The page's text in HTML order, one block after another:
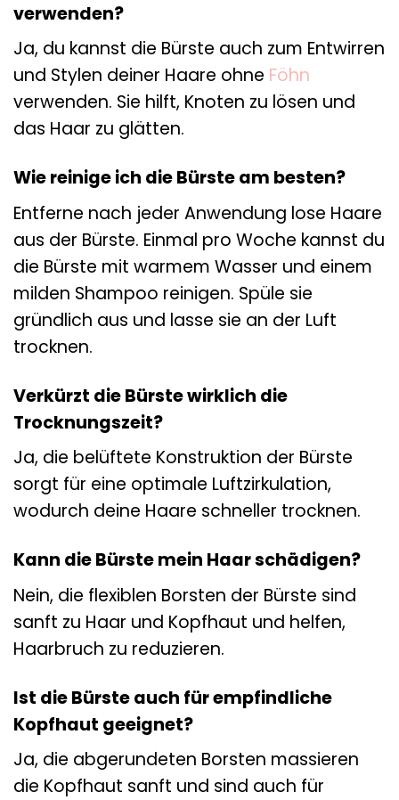
verwenden?
Ja, du kannst die Bürste auch zum Entwirren
und Stylen deiner Haare ohne Föhn
verwenden. Sie hilft, Knoten zu lösen und
das Haar zu glätten.
Wie reinige ich die Bürste am besten?
Entferne nach jeder Anwendung lose Haare
aus der Bürste. Einmal pro Woche kannst du
die Bürste mit warmem Wasser und einem
milden Shampoo reinigen. Spüle sie
gründlich aus und lasse sie an der Luft
trocknen.
Verkürzt die Bürste wirklich die
Trocknungszeit?
Ja, die belüftete Konstruktion der Bürste
sorgt für eine optimale Luftzirkulation,
wodurch deine Haare schneller trocknen.
Kann die Bürste mein Haar schädigen?
Nein, die flexiblen Borsten der Bürste sind
sanft zu Haar und Kopfhaut und helfen,
Haarbruch zu reduzieren.
Ist die Bürste auch für empfindliche
Kopfhaut geeignet?
Ja, die abgerundeten Borsten massieren
die Kopfhaut sanft und sind auch für